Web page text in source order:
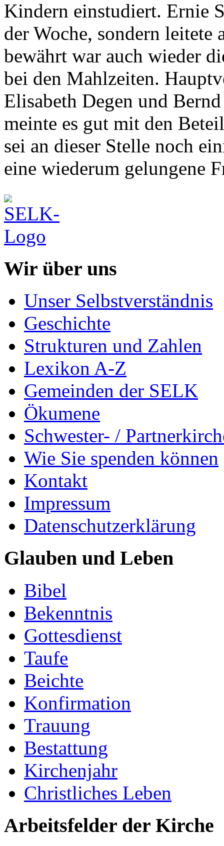
Kindern einstudiert. Ernie
der Woche, sondern leitete
bewährt war auch wieder
bei den Mahlzeiten.
Elisabeth Degen und
meinte es gut mit den
sei an dieser Stelle noch
eine wiederum gelungene
Wir über uns
Unser Selbstverständnis
Geschichte
Strukturen und Zahlen
Lexikon A-Z
Gemeinden der SELK
Ökumene
Schwester- /
Wie Sie spenden können
Kontakt
Impressum
Datenschutzerklärung
Glauben und Leben
Bibel
Bekenntnis
Gottesdienst
Taufe
Beichte
Konfirmation
Trauung
Bestattung
Kirchenjahr
Christliches Leben
Arbeitsfelder der Kirche